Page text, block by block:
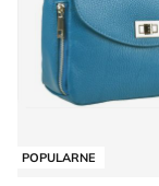
POPULARNE